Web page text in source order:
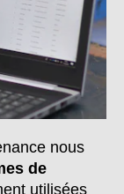
nous
de
utilisées